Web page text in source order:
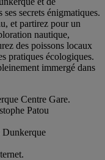
secrets énigmatiques.
et partirez pour un
nautique,
des poissons locaux
pratiques écologiques.
immergé dans
Centre Gare.
Patou
Dunkerque